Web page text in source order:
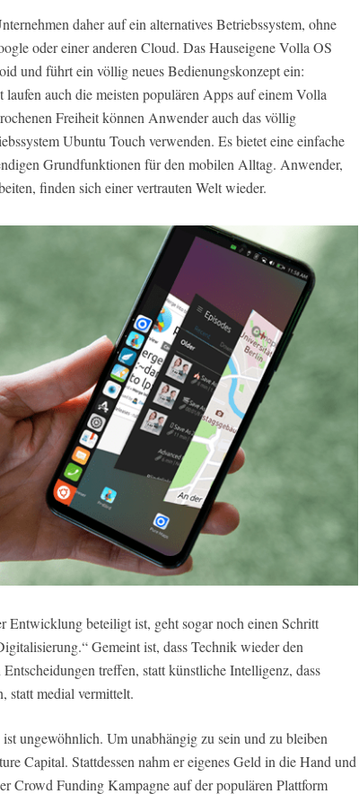
daher auf ein alternatives Betriebssystem, ohne
oder einer anderen Cloud. Das Hauseigene Volla OS
und führt ein völlig neues Bedienungskonzept ein:
auch die meisten populären Apps auf einem Volla
Freiheit können Anwender auch das völlig
Ubuntu Touch verwenden. Es bietet eine einfache
Grundfunktionen für den mobilen Alltag. Anwender,
finden sich einer vertrauten Welt wieder.
Entwicklung beteiligt ist, geht sogar noch einen Schritt
Gemeint ist, dass Technik wieder den
treffen, statt künstliche Intelligenz, dass
statt medial vermittelt.
ungewöhnlich. Um unabhängig zu sein und zu bleiben
Capital. Stattdessen nahm er eigenes Geld in die Hand und
Crowd Funding Kampagne auf der populären Plattform